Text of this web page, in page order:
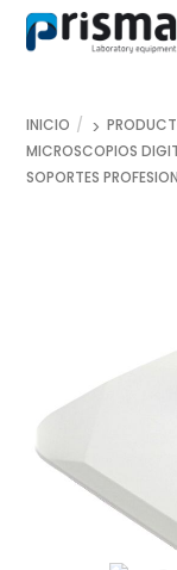
Skip
INICIO
MICROSCOPIOS
SOPORTES